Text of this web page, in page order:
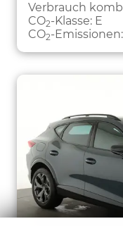
Verbrauch
CO2-Klasse: E
CO2-Emissionen: